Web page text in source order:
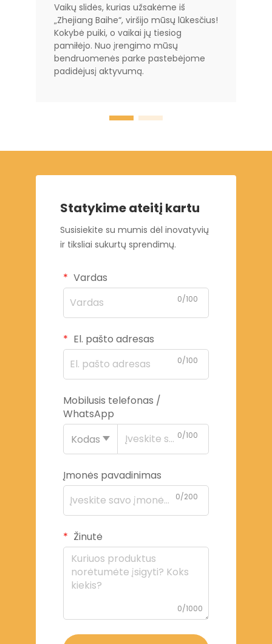
Vaikų slidės, kurias užsakėme iš
„Zhejiang Baihe“, viršijo mūsų lūkesčius!
Kokybė puiki, o vaikai jų tiesiog
pamiłėjo. Nuo įrengimo mūsų
bendruomenės parke pastebėjome
padidėjusį aktyvumą.
Statykime ateitį kartu
Susisiekite su mumis dėl inovatyvių
ir tiksliai sukurtų sprendimų.
Vardas
0/100
El. pašto adresas
0/100
Mobilusis telefonas /
WhatsApp
Kodas
0/100
Įmonės pavadinimas
0/200
Žinutė
0/1000